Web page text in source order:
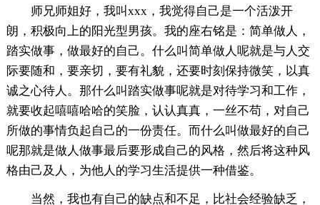
师兄师姐好，我叫xxx，我觉得自己是一个活泼开
朗，积极向上的阳光型男孩。我的座右铭是：简单做人，
踏实做事，做最好的自己。什么叫简单做人呢就是与人交
际要随和，要亲切，要有礼貌，还要时刻保持微笑，以真
诚之心待人。那什么叫踏实做事呢就是对待学习和工作，
就要收起嘻嘻哈哈的笑脸，认认真真，一丝不苟，对自己
所做的事情负起自己的一份责任。而什么叫做最好的自己
呢那就是做人做事最后要形成自己的风格，然后将这种风
格由己及人，为他人的学习生活提供一种借鉴。
当然，我也有自己的缺点和不足，比社会经验缺乏，